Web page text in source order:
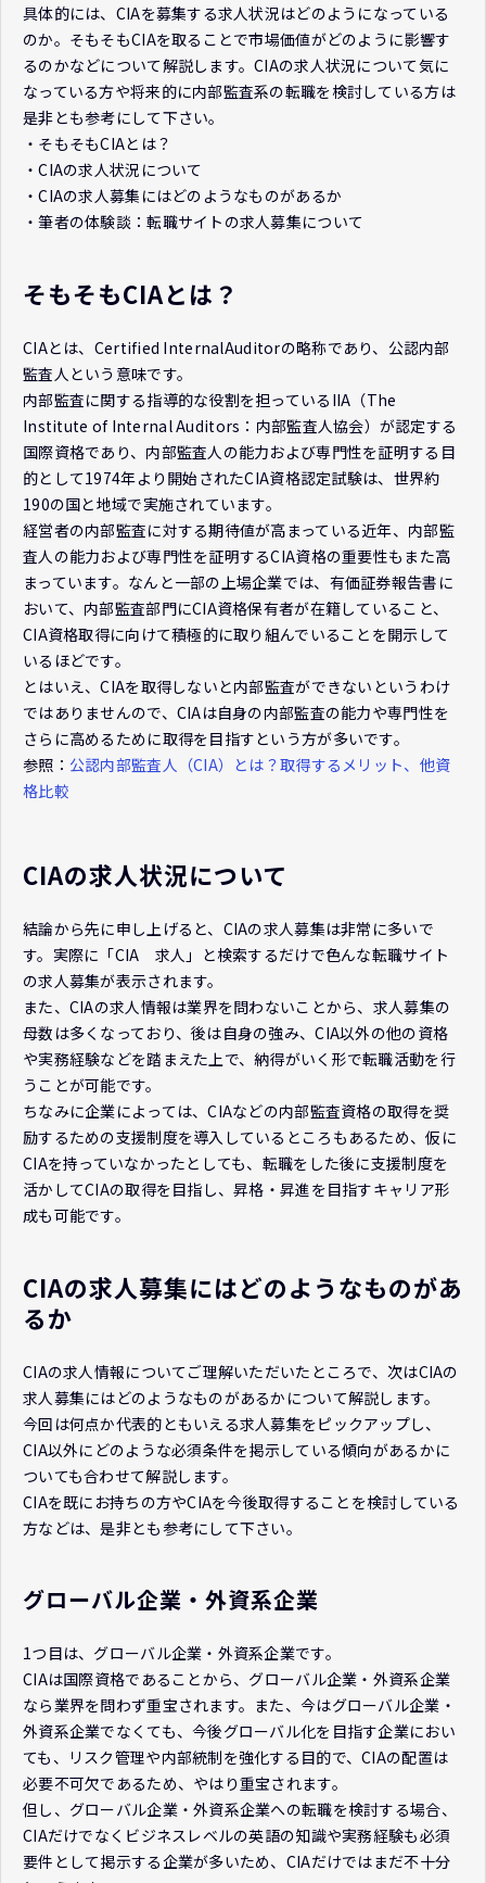
具体的には、CIAを募集する求人状況はどのようになっている
のか。そもそもCIAを取ることで市場価値がどのように影響す
るのかなどについて解説します。CIAの求人状況について気に
なっている方や将来的に内部監査系の転職を検討している方は
是非とも参考にして下さい。
・そもそもCIAとは？
・CIAの求人状況について
・CIAの求人募集にはどのようなものがあるか
・筆者の体験談：転職サイトの求人募集について
そもそもCIAとは？
CIAとは、Certified InternalAuditorの略称であり、公認内部
監査人という意味です。
内部監査に関する指導的な役割を担っているIIA（The
Institute of Internal Auditors：内部監査人協会）が認定する
国際資格であり、内部監査人の能力および専門性を証明する目
的として1974年より開始されたCIA資格認定試験は、世界約
190の国と地域で実施されています。
経営者の内部監査に対する期待値が高まっている近年、内部監
査人の能力および専門性を証明するCIA資格の重要性もまた高
まっています。なんと一部の上場企業では、有価証券報告書に
おいて、内部監査部門にCIA資格保有者が在籍していること、
CIA資格取得に向けて積極的に取り組んでいることを開示して
いるほどです。
とはいえ、CIAを取得しないと内部監査ができないというわけ
ではありませんので、CIAは自身の内部監査の能力や専門性を
さらに高めるために取得を目指すという方が多いです。
参照： 公認内部監査人（CIA）とは？取得するメリット、他資
格比較
CIAの求人状況について
結論から先に申し上げると、CIAの求人募集は非常に多いで
す。実際に「CIA 求人」と検索するだけで色んな転職サイト
の求人募集が表示されます。
また、CIAの求人情報は業界を問わないことから、求人募集の
母数は多くなっており、後は自身の強み、CIA以外の他の資格
や実務経験などを踏まえた上で、納得がいく形で転職活動を行
うことが可能です。
ちなみに企業によっては、CIAなどの内部監査資格の取得を奨
励するための支援制度を導入しているところもあるため、仮に
CIAを持っていなかったとしても、転職をした後に支援制度を
活かしてCIAの取得を目指し、昇格・昇進を目指すキャリア形
成も可能です。
CIAの求人募集にはどのようなものがあ
るか
CIAの求人情報についてご理解いただいたところで、次はCIAの
求人募集にはどのようなものがあるかについて解説します。
今回は何点か代表的ともいえる求人募集をピックアップし、
CIA以外にどのような必須条件を掲示している傾向があるかに
ついても合わせて解説します。
CIAを既にお持ちの方やCIAを今後取得することを検討している
方などは、是非とも参考にして下さい。
グローバル企業・外資系企業
1つ目は、グローバル企業・外資系企業です。
CIAは国際資格であることから、グローバル企業・外資系企業
なら業界を問わず重宝されます。また、今はグローバル企業・
外資系企業でなくても、今後グローバル化を目指す企業におい
ても、リスク管理や内部統制を強化する目的で、CIAの配置は
必要不可欠であるため、やはり重宝されます。
但し、グローバル企業・外資系企業への転職を検討する場合、
CIAだけでなくビジネスレベルの英語の知識や実務経験も必須
要件として掲示する企業が多いため、CIAだけではまだ不十分